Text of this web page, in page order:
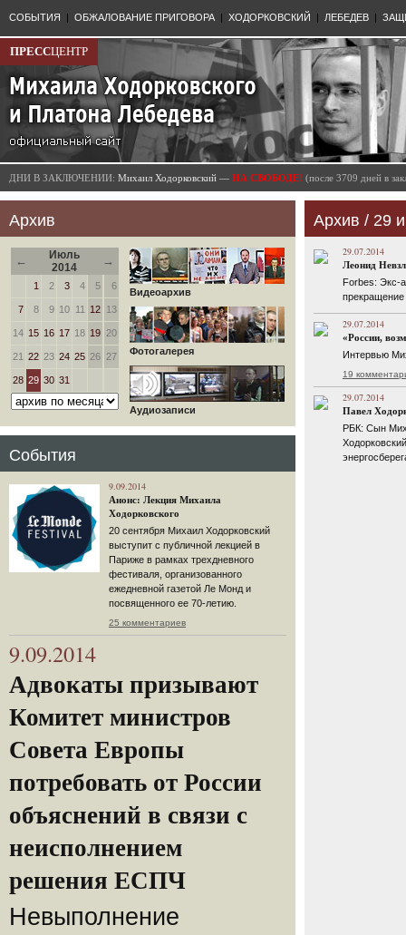
СОБЫТИЯ | ОБЖАЛОВАНИЕ ПРИГОВОРА | ХОДОРКОВСКИЙ | ЛЕБЕДЕВ |
ПРЕССЦЕНТР
ДНИ В ЗАКЛЮЧЕНИИ: Михаил Ходорковский — НА СВОБОДЕ! (после 3709 дней в
Архив
←
Июль
2014
→
1 2 3 4 5 6
7 8 9 10 11 12 13
14 15 16 17 18 19 20
21 22 23 24 25 26 27
28 29 30 31
Видеоархив
Фотогалерея
Аудиозаписи
События
9.09.2014
Анонс: Лекция Михаила
Ходорковского
20 сентября Михаил Ходорковский
выступит с публичной лекцией в
Париже в рамках трехдневного
фестиваля, организованного
ежедневной газетой Ле Монд и
посвященного ее 70-летию.
25 комментариев
9.09.2014
Адвокаты призывают
Комитет министров
Совета Европы
потребовать от России
объяснений в связи с
неисполнением
решения ЕСПЧ
Невыполнение
Архив / 29
29.07.2014
Леонид
Forbes: Экс-
прекращение
29.07.2014
«России,
Интервью
19
29.07.2014
Павел
РБК: Сын